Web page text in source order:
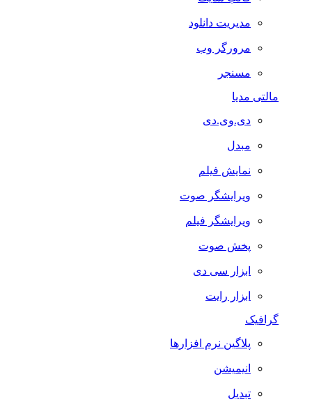
مدیریت دانلود
مرورگر وب
مسنجر
مالتی مدیا
دی.وی.دی
مبدل
نمایش فیلم
ویرایشگر صوت
ویرایشگر فیلم
پخش صوت
ابزار سی دی
ابزار رایت
گرافیک
پلاگین نرم افزارها
انیمیشن
تبدیل